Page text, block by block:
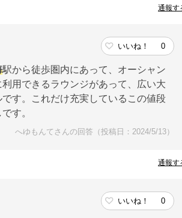
通報す
いいね！ 0
駅から徒歩圏内にあって、オーシャン
用できるラウンジがあって、広い大
す。これだけ充実しているこの値段
す。
へゆもんてさんの回答（投稿日：2024/5/13）
通報す
いいね！ 0